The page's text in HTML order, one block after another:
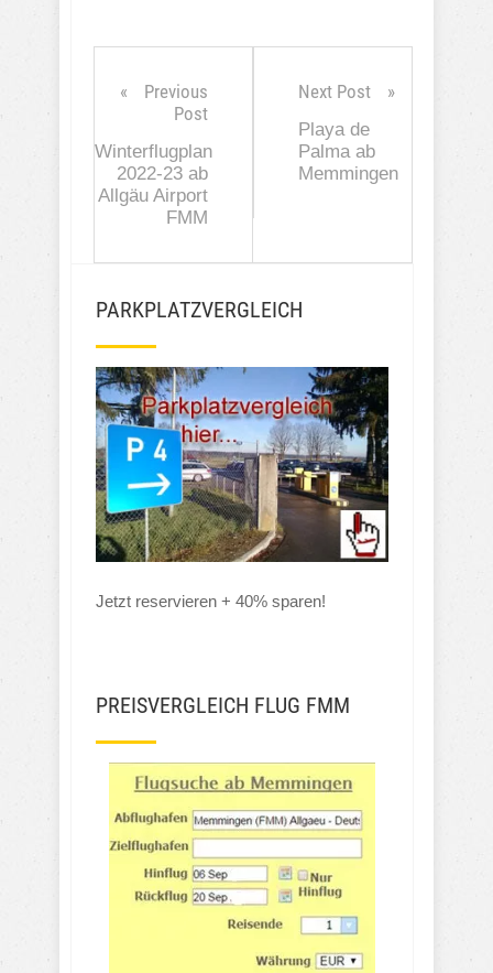
Previous
Post
Winterflugplan
2022-23 ab
Allgäu Airport
FMM
Next Post
Playa de
Palma ab
Memmingen
PARKPLATZVERGLEICH
Jetzt reservieren + 40% sparen!
PREISVERGLEICH FLUG FMM